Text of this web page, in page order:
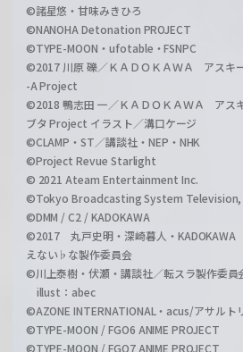
©諸星悠・甘味みきひろ
©NANOHA Detonation PROJECT
©TYPE-MOON・ufotable・FSNPC
©2017 川原 礫／ＫＡＤＯＫＡＷＡ アスキ
-A Project
©2018 鴨志田 一／ＫＡＤＯＫＡＷＡ アス
ブタ Project イラスト／溝口ケージ
©CLAMP・ST／講談社・NEP・NHK
©Project Revue Starlight
© 2021 Ateam Entertainment Inc.
©Tokyo Broadcasting System Television,
©DMM / C2 / KADOKAWA
©2017 丸戸史明・深崎暮人・KADOKAWA
えない♭な製作委員会
©川上泰樹・伏瀬・講談社／転スラ製作委員
illust：abec
©AZONE INTERNATIONAL・acus/アサルト
©TYPE-MOON / FGO6 ANIME PROJECT
©TYPE-MOON / FGO7 ANIME PROJECT